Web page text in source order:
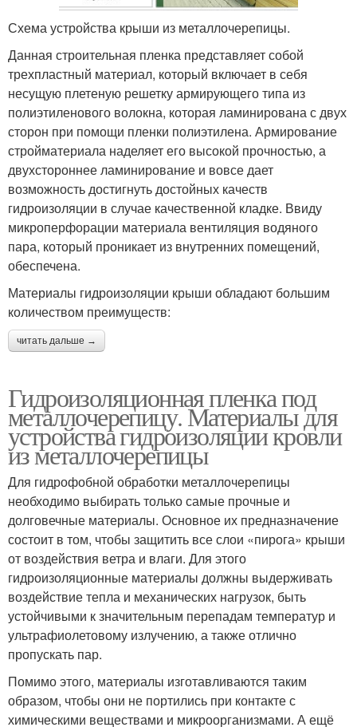
Схема устройства крыши из металлочерепицы.
Данная строительная пленка представляет собой
трехпластный материал, который включает в себя
несущую плетеную решетку армирующего типа из
полиэтиленового волокна, которая ламинирована с двух
сторон при помощи пленки полиэтилена. Армирование
стройматериала наделяет его высокой прочностью, а
двухстороннее ламинирование и вовсе дает
возможность достигнуть достойных качеств
гидроизоляции в случае качественной кладке. Ввиду
микроперфорации материала вентиляция водяного
пара, который проникает из внутренних помещений,
обеспечена.
Материалы гидроизоляции крыши обладают большим
количеством преимуществ:
читать дальше →
Гидроизоляционная пленка под
металлочерепицу. Материалы для
устройства гидроизоляции кровли
из металлочерепицы
Для гидрофобной обработки металлочерепицы
необходимо выбирать только самые прочные и
долговечные материалы. Основное их предназначение
состоит в том, чтобы защитить все слои «пирога» крыши
от воздействия ветра и влаги. Для этого
гидроизоляционные материалы должны выдерживать
воздействие тепла и механических нагрузок, быть
устойчивыми к значительным перепадам температур и
ультрафиолетовому излучению, а также отлично
пропускать пар.
Помимо этого, материалы изготавливаются таким
образом, чтобы они не портились при контакте с
химическими веществами и микроорганизмами. А ещё